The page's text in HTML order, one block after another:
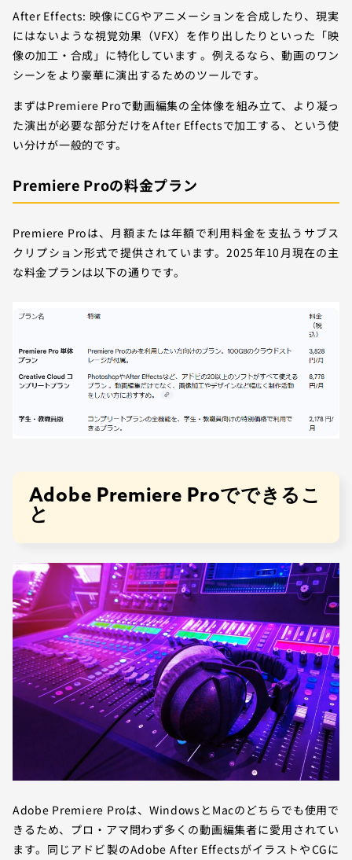
After Effects: 映像にCGやアニメーションを合成したり、現実
にはないような視覚効果（VFX）を作り出したりといった「映
像の加工・合成」に特化しています 。例えるなら、動画のワン
シーンをより豪華に演出するためのツールです。
まずはPremiere Proで動画編集の全体像を組み立て、より凝っ
た演出が必要な部分だけをAfter Effectsで加工する、という使
い分けが一般的です。
Premiere Proの料金プラン
Premiere Proは、月額または年額で利用料金を支払うサブス
クリプション形式で提供されています。2025年10月現在の主
な料金プランは以下の通りです。
Adobe Premiere Proでできるこ
と
Adobe Premiere Proは、WindowsとMacのどちらでも使用で
きるため、プロ・アマ問わず多くの動画編集者に愛用されてい
ます。同じアドビ製のAdobe After EffectsがイラストやCGに